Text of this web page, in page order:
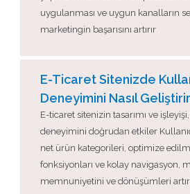
uygulanması ve uygun kanalların
marketingin başarısını artırır
E-Ticaret Sitenizde
Deneyimini Nasıl
E-ticaret sitenizin tasarımı ve
deneyimini doğrudan etkiler
net ürün kategorileri, optimize
fonksiyonları ve kolay navigasyon,
memnuniyetini ve dönüşümleri